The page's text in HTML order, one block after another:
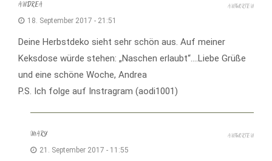
ANDREA
18. September 2017 - 21:51
Deine Herbstdeko sieht sehr schön aus. Auf meiner
Keksdose würde stehen: „Naschen erlaubt“….Liebe Grüße
und eine schöne Woche, Andrea
P.S. Ich folge auf Instragram (aodi1001)
ANTWORTEN
MARY
21. September 2017 - 11:55
ANTWORTEN